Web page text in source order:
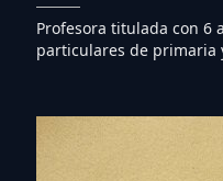
Profesora titulada con 6
particulares de primaria